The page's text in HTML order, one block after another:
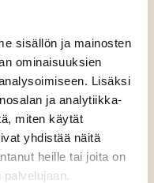
sisällön ja mainosten
ominaisuuksien
Lisäksi
ja analytiikka-
miten käytät
yhdistää näitä
heille tai joita on